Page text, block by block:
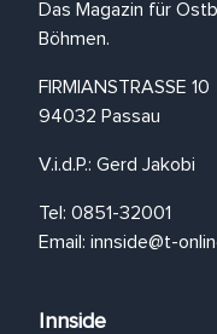
Das Magazin für
Böhmen.
FIRMIANSTRASSE 10
94032 Passau
V.i.d.P.: Gerd Jakobi
Tel: 0851-32001
Email: innside@t-
Innside